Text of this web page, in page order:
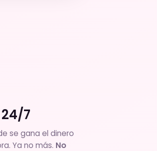
7
se gana el dinero
Ya no más. No